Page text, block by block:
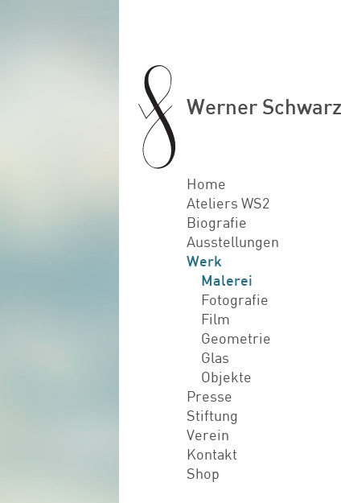
Werner Schwarz
Home
Ateliers WS2
Biografie
Ausstellungen
Werk
Malerei
Fotografie
Film
Geometrie
Glas
Objekte
Presse
Stiftung
Verein
Kontakt
Shop